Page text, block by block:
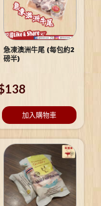
急凍澳洲牛尾 (每包約2
磅半)
138
加入購物車